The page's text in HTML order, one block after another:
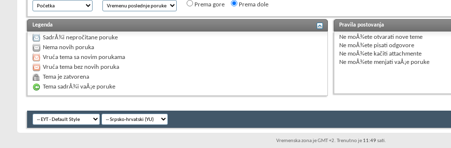
Prema gore
Prema dole
Legenda
SadrÅ¾i nepročitane poruke
Nema novih poruka
Vruća tema sa novim porukama
Vruća tema bez novih poruka
Tema je zatvorena
Tema sadrÅ¾i vaÅ¡e poruke
Pravila postovanja
Ne moÅ¾ete otvarati nove teme
Ne moÅ¾ete pisati odgovore
Ne moÅ¾ete kačiti attachmente
Ne moÅ¾ete menjati vaÅ¡e poruke
Vremenska zona je GMT +2. Trenutno je 11:49sati.